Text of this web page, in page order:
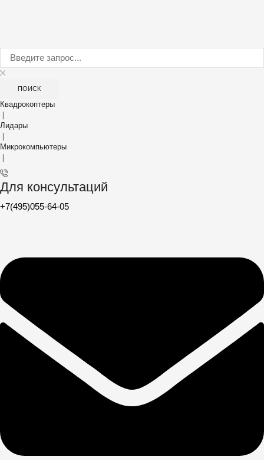
ПОИСК
Квадрокоптеры
❘
Лидары
❘
Микрокомпьютеры
❘
Для консультаций
+7(495)055-64-05